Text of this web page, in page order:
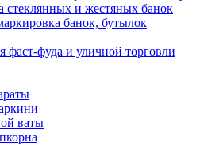
стеклянных и жестяных банок
банок, бутылок
фаст-фуда и уличной торговли
ваты